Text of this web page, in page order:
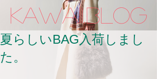
kawaii.BLOG
夏らしいBAG入荷しまし
た。